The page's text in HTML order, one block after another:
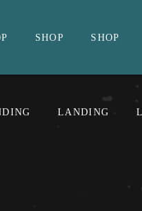
SHOP SHOP
LANDING